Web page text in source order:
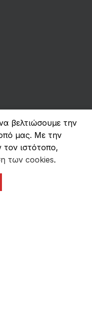
βελτιώσουμε την
μας. Με την
ιστότοπο,
των cookies.